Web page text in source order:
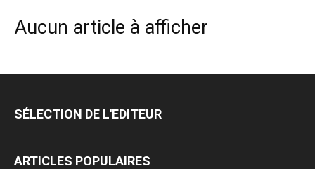
Aucun article à afficher
SÉLECTION DE L'EDITEUR
ARTICLES POPULAIRES